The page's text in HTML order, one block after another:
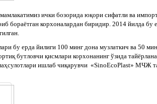
ички бозорида юқори сифатли ва
бораётган корхоналардан биридир. 2014 йилда
бу ерда йилиги 100 минг дона музлаткич ва 50
бутловчи қисмлари корхонанинг ўзида
ишлаб чиқарувчи «SinoEcoPlast» МЧЖ